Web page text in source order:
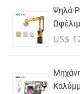
Ψηλά-
US$